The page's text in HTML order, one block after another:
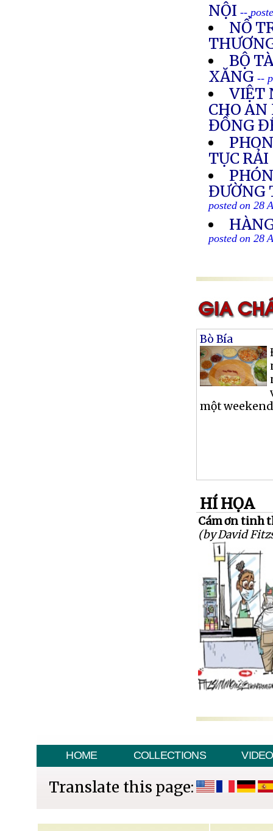
NỘI--
NỔ
BỘ
XĂNG --
VIỆT
CHO AN
ĐỒNG
TỤC
ĐƯỜNG
posted on 28
posted on 28
Bò Bía
một
HÍ HỌA
Cám ơn tinh
(by David
HOME COLLECTIONS VIDEO
Translate this page: